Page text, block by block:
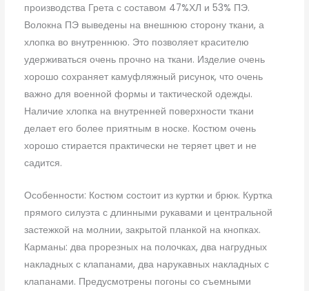
производства Грета с составом 47%ХЛ и 53% ПЭ.
Волокна ПЭ выведены на внешнюю сторону ткани, а
хлопка во внутреннюю. Это позволяет красителю
удерживаться очень прочно на ткани. Изделие очень
хорошо сохраняет камуфляжный рисунок, что очень
важно для военной формы и тактической одежды.
Наличие хлопка на внутренней поверхности ткани
делает его более приятным в носке. Костюм очень
хорошо стирается практически не теряет цвет и не
садится.
Особенности: Костюм состоит из куртки и брюк. Куртка
прямого силуэта с длинными рукавами и центральной
застежкой на молнии, закрытой планкой на кнопках.
Карманы: два прорезных на полочках, два нагрудных
накладных с клапанами, два нарукавных накладных с
клапанами. Предусмотрены погоны со съемными